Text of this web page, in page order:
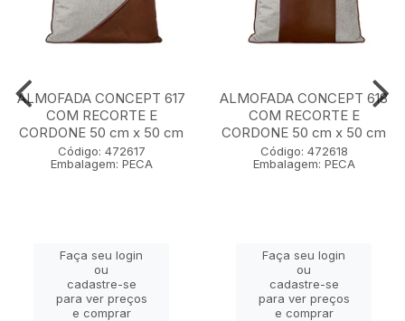
ALMOFADA CONCEPT 617
COM RECORTE E
CORDONE 50 cm x 50 cm
Código: 472617
Embalagem: PECA
Faça seu login
ou
cadastre-se
para ver preços
e comprar
ALMOFADA CONCEPT 618
COM RECORTE E
CORDONE 50 cm x 50 cm
Código: 472618
Embalagem: PECA
Faça seu login
ou
cadastre-se
para ver preços
e comprar